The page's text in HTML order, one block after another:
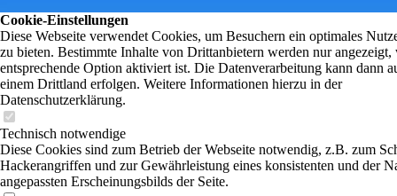
Cookie-Einstellungen
Diese Webseite verwendet Cookies, um Besuchern ein optimales
zu bieten. Bestimmte Inhalte von Drittanbietern werden nur angezeigt,
entsprechende Option aktiviert ist. Die Datenverarbeitung kann dann
einem Drittland erfolgen. Weitere Informationen hierzu in der
Datenschutzerklärung.
Technisch notwendige
Diese Cookies sind zum Betrieb der Webseite notwendig, z.B. zum
Hackerangriffen und zur Gewährleistung eines konsistenten und der
angepassten Erscheinungsbilds der Seite.